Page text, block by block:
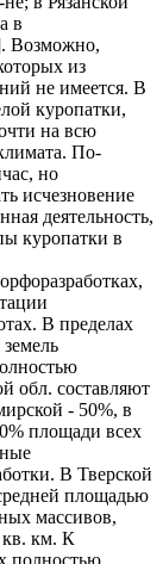
в
Возможно,
из
не имеется. В
куропатки,
на всю
По-
но
исчезновение
деятельность,
куропатки в
В пределах
обл. составляют
- 50%, в
площади всех
В Тверской
площадью
массивов,
кв. км. К
полностью